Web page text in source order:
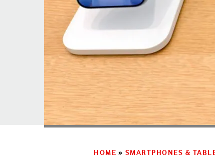
HOME » SMARTPHONES &